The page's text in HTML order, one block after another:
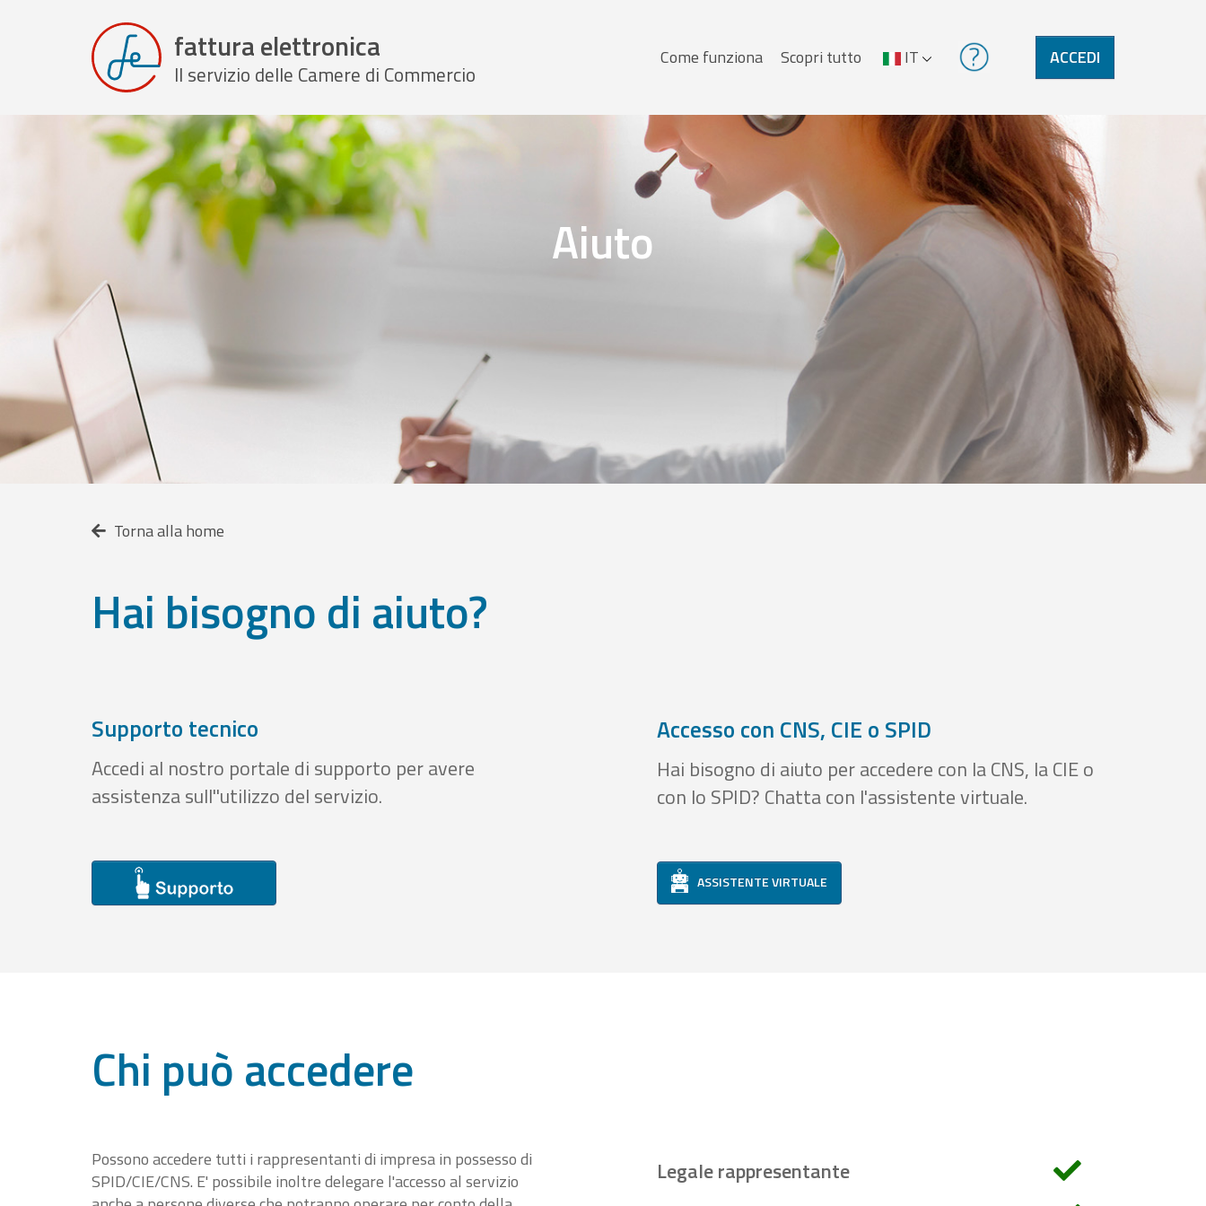
fattura elettronica
Il servizio delle Camere di Commercio Menu
Come funziona Scopri tutto IT ACCEDI
Aiuto
Torna alla home
Hai bisogno di aiuto?
Supporto tecnico
Accedi al nostro portale di supporto per avere
assistenza sull''utilizzo del servizio.
Accesso con CNS, CIE o SPID
Hai bisogno di aiuto per accedere con la CNS, la CIE o
con lo SPID? Chatta con l'assistente virtuale.
ASSISTENTE VIRTUALE
Chi può accedere
Possono accedere tutti i rappresentanti di impresa in possesso di
SPID/CIE/CNS. E' possibile inoltre delegare l'accesso al servizio
Legale rappresentante